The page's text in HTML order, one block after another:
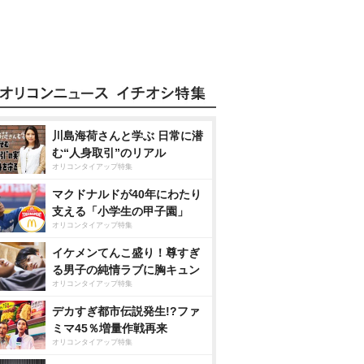
川島海荷さんと学ぶ 日常に潜
む“人身取引”のリアル
オリコンタイアップ特集
マクドナルドが40年にわたり
支える「小学生の甲子園」
オリコンタイアップ特集
イケメンてんこ盛り！尊すぎ
る男子の純情ラブに胸キュン
オリコンタイアップ特集
デカすぎ都市伝説発生!?ファ
ミマ45％増量作戦再来
オリコンタイアップ特集